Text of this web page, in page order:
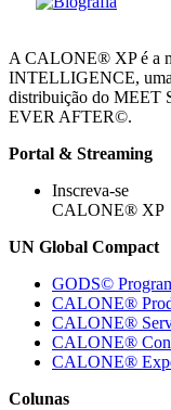
A CALONE® XP é a
INTELLIGENCE, uma
distribuição do
EVER AFTER©.
Portal & Streaming
Inscreva-se
CALONE® XP
UN Global Compact
GODS©
CALONE®
CALONE®
CALONE®
CALONE®
Colunas